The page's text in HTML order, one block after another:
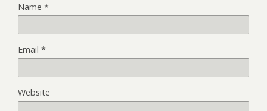
Name *
Email *
Website